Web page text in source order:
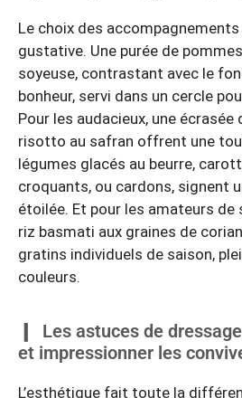
Le choix des accompagnements
gustative. Une purée de
soyeuse, contrastant avec le
bonheur, servi dans un cercle
Pour les audacieux, une
risotto au safran offrent une
légumes glacés au beurre,
croquants, ou cardons, signent
étoilée. Et pour les amateurs de
riz basmati aux graines de
gratins individuels de saison,
couleurs.
Les astuces de
et impressionner les
L’esthétique fait toute la